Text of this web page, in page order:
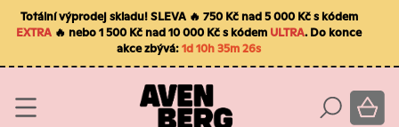
Totální výprodej skladu! SLEVA 🔥 750 Kč nad 5 000 Kč s kódem
EXTRA 🔥 nebo 1 500 Kč nad 10 000 Kč s kódem ULTRA. Do konce
akce zbývá:1d 10h 35m 25s